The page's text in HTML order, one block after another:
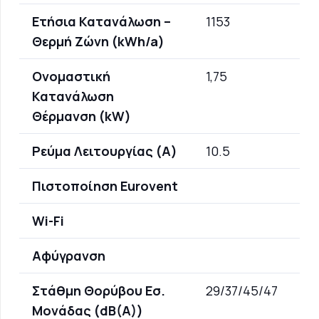
Ετήσια Κατανάλωση –
Θερμή Ζώνη (kWh/a)
1153
Ονομαστική
Κατανάλωση
Θέρμανση (kW)
1,75
Ρεύμα Λειτουργίας (A) 10.5
Πιστοποίηση Eurovent
Wi-Fi
Αφύγρανση
Στάθμη Θορύβου Εσ.
Μονάδας (dB(A))
29/37/45/47